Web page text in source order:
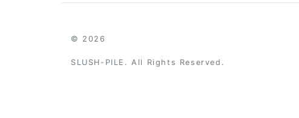
© 2026
SLUSH-PILE. All Rights Reserved.